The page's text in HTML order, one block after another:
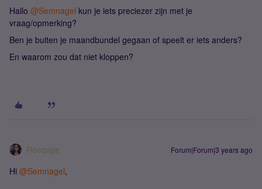
Hallo @Semnagel kun je iets preciezer zijn met je
vraag/opmerking?
Ben je buiten je maandbundel gegaan of speelt er iets anders?
En waarom zou dat niet kloppen?
Roeqajja Forum|Forum|3 years ago
Hi @Semnagel,